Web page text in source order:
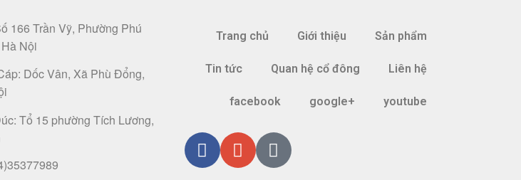
166 Trần Vỹ, Phường Phú
Nội
Dốc Vân, Xã Phù Đổng,
Tổ 15 phường Tích Lương,
Trang chủ Giới thiệu Sản phẩm
Tin tức Quan hệ cổ đông Liên hệ
facebook google+ youtube